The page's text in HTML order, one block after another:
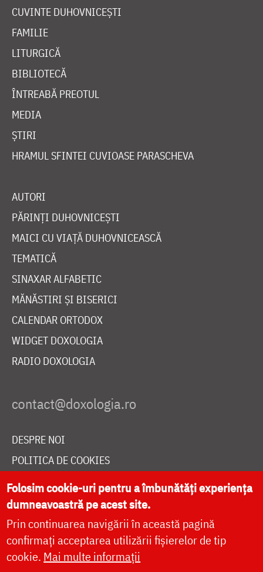
CUVINTE DUHOVNICEȘTI
FAMILIE
LITURGICĂ
BIBLIOTECĂ
ÎNTREABĂ PREOTUL
MEDIA
ȘTIRI
HRAMUL SFINTEI CUVIOASE PARASCHEVA
AUTORI
PĂRINȚI DUHOVNICEȘTI
MAICI CU VIAȚĂ DUHOVNICEASCĂ
TEMATICĂ
SINAXAR ALFABETIC
MĂNĂSTIRI ȘI BISERICI
CALENDAR ORTODOX
WIDGET DOXOLOGIA
RADIO DOXOLOGIA
DESPRE NOI
POLITICA DE COOKIES
DONEAZĂ ONLINE PENTRU CATEDRALA NAȚIONALĂ
LIVE
Folosim cookie-uri pentru a îmbunătăți experiența
dumneavoastră pe acest site.
Prin continuarea navigării în această pagină
confirmați acceptarea utilizării fișierelor de tip
cookie. Mai multe informații